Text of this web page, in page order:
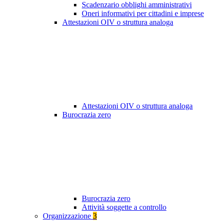
Scadenzario obblighi amministrativi
Oneri informativi per cittadini e imprese
Attestazioni OIV o struttura analoga
Attestazioni OIV o struttura analoga
Burocrazia zero
Burocrazia zero
Attività soggette a controllo
Organizzazione 3